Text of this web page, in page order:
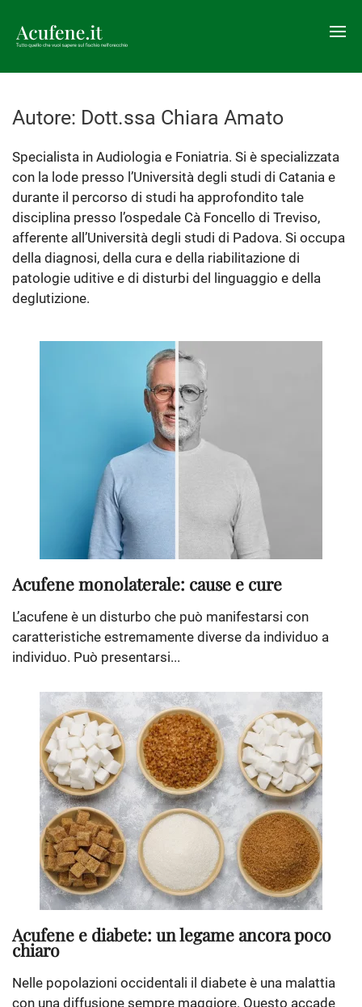
Autore: Dott.ssa Chiara Amato
Specialista in Audiologia e Foniatria. Si è specializzata
con la lode presso l’Università degli studi di Catania e
durante il percorso di studi ha approfondito tale
disciplina presso l’ospedale Cà Foncello di Treviso,
afferente all’Università degli studi di Padova. Si occupa
della diagnosi, della cura e della riabilitazione di
patologie uditive e di disturbi del linguaggio e della
deglutizione.
Acufene monolaterale: cause e cure
L’acufene è un disturbo che può manifestarsi con
caratteristiche estremamente diverse da individuo a
individuo. Può presentarsi...
Acufene e diabete: un legame ancora poco
chiaro
Nelle popolazioni occidentali il diabete è una malattia
con una diffusione sempre maggiore. Questo accade